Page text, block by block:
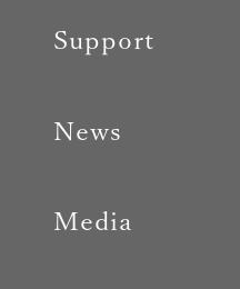
Support
News
Media